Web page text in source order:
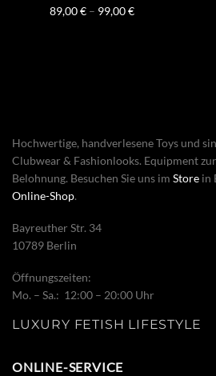
89,00€– 99,00€
Hochwertige, handverlesene Toys und
Clubwear & Fashionlooks. Equipment
Belohnung. Besuchen Sie uns im Store in
Online-Shop.
Bayreuther Str. 34
10789 Berlin
Öffnungszeiten:
Mo. – Sa.: 12:00 – 20:00 Uhr
LUXURY FETISH LIFESTYLE
ONLINE-SERVICE